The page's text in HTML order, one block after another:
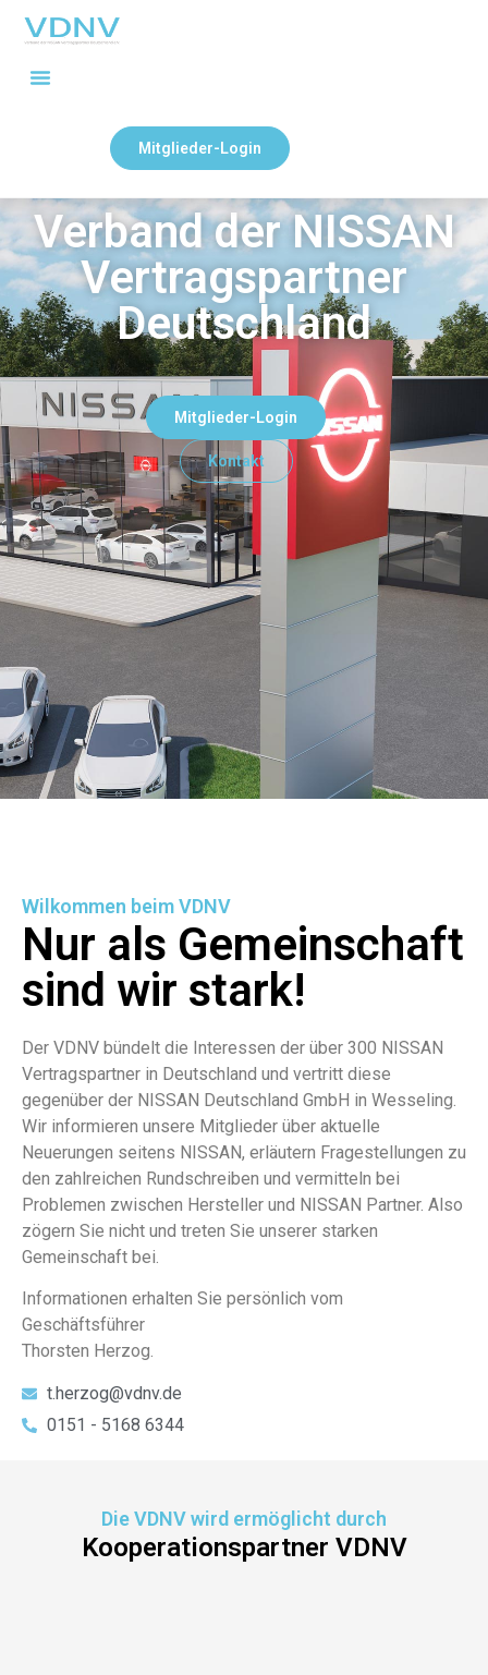
Mitglieder-Login
Verband der NISSAN
Vertragspartner
Deutschland
Mitglieder-Login
Kontakt
Wilkommen beim VDNV
Nur als Gemeinschaft
sind wir stark!
Der VDNV bündelt die Interessen der über 300 NISSAN
Vertragspartner in Deutschland und vertritt diese
gegenüber der NISSAN Deutschland GmbH in Wesseling.
Wir informieren unsere Mitglieder über aktuelle
Neuerungen seitens NISSAN, erläutern Fragestellungen zu
den zahlreichen Rundschreiben und vermitteln bei
Problemen zwischen Hersteller und NISSAN Partner. Also
zögern Sie nicht und treten Sie unserer starken
Gemeinschaft bei.
Informationen erhalten Sie persönlich vom
Geschäftsführer
Thorsten Herzog.
t.herzog@vdnv.de
0151 - 5168 6344
Die VDNV wird ermöglicht durch
Kooperationspartner VDNV